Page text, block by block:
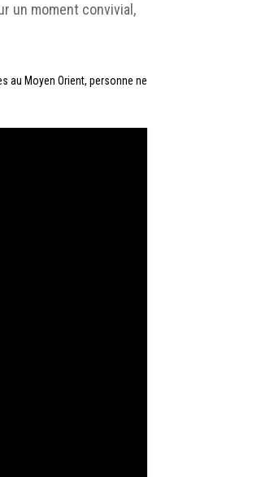
un moment convivial,
au Moyen Orient, personne ne